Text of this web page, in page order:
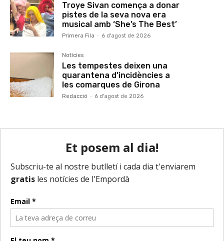
Troye Sivan comença a donar
pistes de la seva nova era
musical amb ‘She’s The Best’
Primera Fila - 6 d'agost de 2026
Notícies
Les tempestes deixen una
quarantena d’incidències a
les comarques de Girona
Redacció - 6 d'agost de 2026